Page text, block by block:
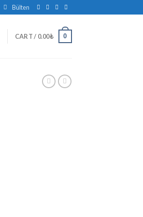
Bülten
CART / 0.00₺ 0